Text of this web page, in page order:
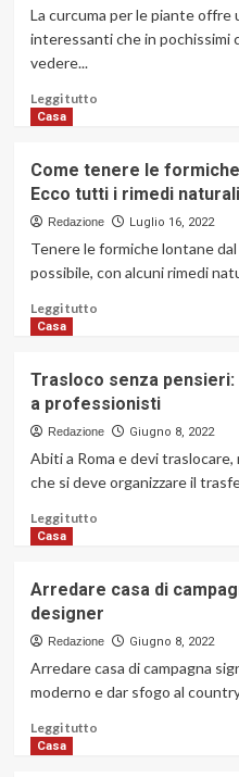
impensabili
dell’acqua
La curcuma per le piante offre
interessanti che in pochissimi
vedere...
Leggi tuttoLeggi
Curcuma
per
le
piante,
sono
Casa
Come tenere le
Ecco tutti i rimedi naturali
Redazione Luglio 16, 2022
Tenere le formiche lontane
possibile, con alcuni rimedi
Leggi tuttoLeggi
Come
tenere
le
formiche
dal
rimedi
naturali
Casa
Trasloco senza
a professionisti
Redazione Giugno 8, 2022
Abiti a Roma e devi
che si deve organizzare il
Leggi tuttoLeggi
Trasloco
senza
pensieri:
stress
Casa
Arredare casa di
designer
Redazione Giugno 8, 2022
Arredare casa di campagna
moderno e dar sfogo al
Leggi tuttoLeggi
Casa